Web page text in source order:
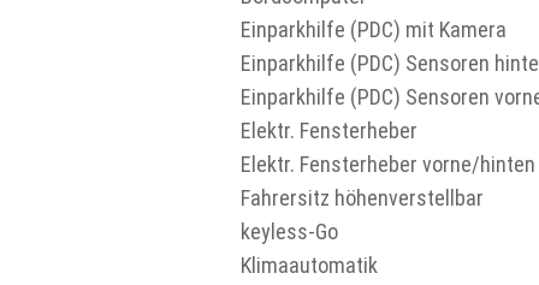
Einparkhilfe (PDC) mit Kamera
Einparkhilfe (PDC) Sensoren
Einparkhilfe (PDC) Sensoren
Elektr. Fensterheber
Elektr. Fensterheber vorne/hinten
Fahrersitz höhenverstellbar
keyless-Go
Klimaautomatik